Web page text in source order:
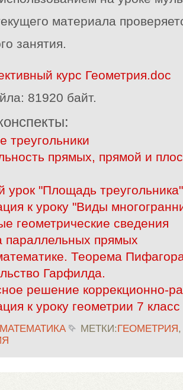
материала
занятия.
курс Геометрия.doc
81920 байт.
треугольники
прямых, прямой и
урок "Площадь
к уроку "Виды
геометрические сведения
параллельных прямых
Теорема
Гарфилда.
решение коррекционно-
к уроку геометрии 7 класс
МАТЕМАТИКА МЕТКИ:ГЕОМЕТРИЯ